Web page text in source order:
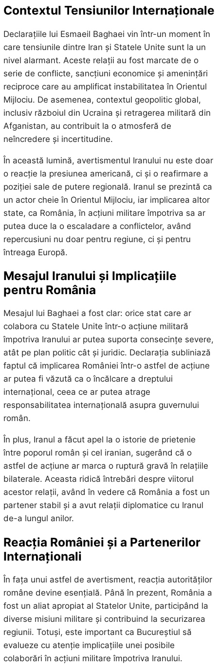
Contextul Tensiunilor Internaționale
Declarațiile lui Esmaeil Baghaei vin într-un moment în
care tensiunile dintre Iran și Statele Unite sunt la un
nivel alarmant. Aceste relații au fost marcate de o
serie de conflicte, sancțiuni economice și amenințări
reciproce care au amplificat instabilitatea în Orientul
Mijlociu. De asemenea, contextul geopolitic global,
inclusiv războiul din Ucraina și retragerea militară din
Afganistan, au contribuit la o atmosferă de
neîncredere și incertitudine.
În această lumină, avertismentul Iranului nu este doar
o reacție la presiunea americană, ci și o reafirmare a
poziției sale de putere regională. Iranul se prezintă ca
un actor cheie în Orientul Mijlociu, iar implicarea altor
state, ca România, în acțiuni militare împotriva sa ar
putea duce la o escaladare a conflictelor, având
repercusiuni nu doar pentru regiune, ci și pentru
întreaga Europă.
Mesajul Iranului și Implicațiile
pentru România
Mesajul lui Baghaei a fost clar: orice stat care ar
colabora cu Statele Unite într-o acțiune militară
împotriva Iranului ar putea suporta consecințe severe,
atât pe plan politic cât și juridic. Declarația subliniază
faptul că implicarea României într-o astfel de acțiune
ar putea fi văzută ca o încălcare a dreptului
internațional, ceea ce ar putea atrage
responsabilitatea internațională asupra guvernului
român.
În plus, Iranul a făcut apel la o istorie de prietenie
între poporul român și cel iranian, sugerând că o
astfel de acțiune ar marca o ruptură gravă în relațiile
bilaterale. Aceasta ridică întrebări despre viitorul
acestor relații, având în vedere că România a fost un
partener stabil și a avut relații diplomatice cu Iranul
de-a lungul anilor.
Reacția României și a Partenerilor
Internaționali
În fața unui astfel de avertisment, reacția autorităților
române devine esențială. Până în prezent, România a
fost un aliat apropiat al Statelor Unite, participând la
diverse misiuni militare și contribuind la securizarea
regiunii. Totuși, este important ca Bucureștiul să
evalueze cu atenție implicațiile unei posibile
colaborări în acțiuni militare împotriva Iranului.